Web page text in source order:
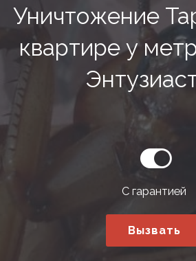
Уничтожение
квартире у
С гарантией
Вызвать